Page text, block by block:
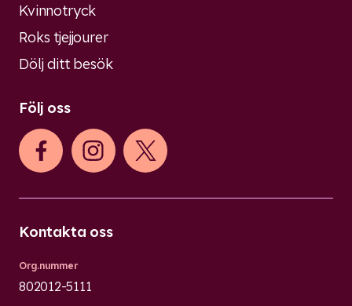
Kvinnotryck
Roks tjejjourer
Dölj ditt besök
Följ oss
Kontakta oss
Org.nummer
802012-5111